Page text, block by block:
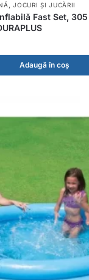
,JOCURI ȘI JUCĂRII
Fast Set,
Adaugă în coș